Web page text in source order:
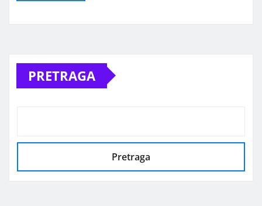
PRETRAGA
Pretraga